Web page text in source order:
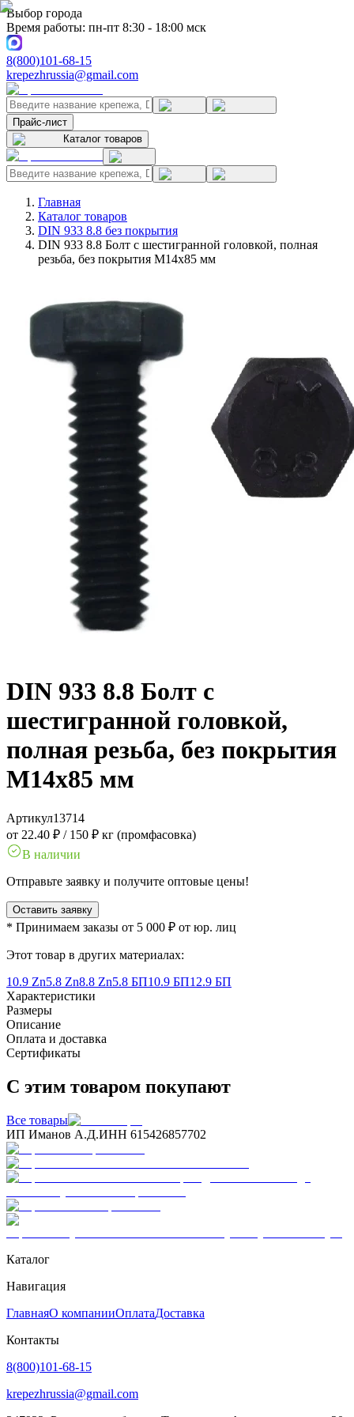
Выбор города
Время работы: пн-пт 8:30 - 18:00 мск
8(800)101-68-15
krepezhrussia@gmail.com
Прайс-лист
Каталог товаров
Главная
Каталог товаров
DIN 933 8.8 без покрытия
DIN 933 8.8 Болт с шестигранной головкой, полная
резьба, без покрытия M14x85 мм
DIN 933 8.8 Болт с
шестигранной головкой,
полная резьба, без покрытия
M14x85 мм
Артикул13714
от 22.40 ₽ / 150 ₽ кг (промфасовка)
В наличии
Отправьте заявку и получите оптовые цены!
Оставить заявку
* Принимаем заказы от 5 000 ₽ от юр. лиц
Этот товар в других материалах:
10.9 Zn5.8 Zn8.8 Zn5.8 БП10.9 БП12.9 БП
Характеристики
Размеры
Описание
Оплата и доставка
Сертификаты
С этим товаром покупают
Все товары
ИП Иманов А.Д.ИНН 615426857702
Каталог
Навигация
ГлавнаяО компанииОплатаДоставка
Контакты
8(800)101-68-15
krepezhrussia@gmail.com